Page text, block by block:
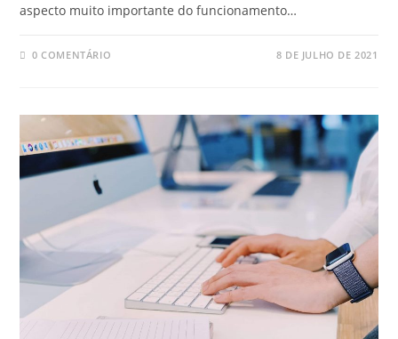
aspecto muito importante do funcionamento…
0 COMENTÁRIO 8 DE JULHO DE 2021